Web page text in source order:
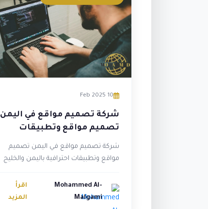
10 Feb 2025
شركة تصميم مواقع في اليمن
تصميم مواقع وتطبيقات
احترافية باليمن والخليج
شركة تصميم مواقع في اليمن تصميم
مواقع وتطبيقات احترافية باليمن والخليج
الملجمي، مص...
Mohammed Al-
Malgami
اقرأ
المزيد